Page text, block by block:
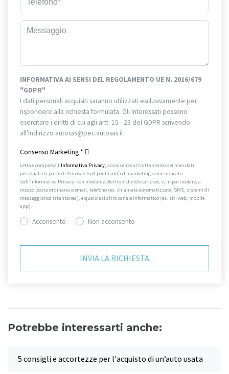
INFORMATIVA AI SENSI DEL REGOLAMENTO UE N. 2016/679
"GDPR"
I dati personali acquisiti saranno utilizzati esclusivamente per
rispondere alla richiesta formulata. Gli Interessati possono
esercitare i diritti di cui agli artt. 15 - 23 del GDPR scrivendo
all'indirizzo autosas@pec.autosas.it.
Consenso Marketing *
Letta e compresa l’Informativa Privacy, acconsento al trattamento dei miei dati
personali da parte di Autosas SpA per finalità di marketing come indicato
dall’Informativa Privacy, con modalità elettroniche e/o cartacee, e, in particolare, a
mezzo posta ordinaria o email, telefono (es. chiamate automatizzate, SMS, sistemi di
messaggistica istantanea), e qualsiasi altro canale informatico (es. siti web, mobile
app).
Acconsento Non acconsento
Potrebbe interessarti anche:
5 consigli e accortezze per l'acquisto di un’auto usata